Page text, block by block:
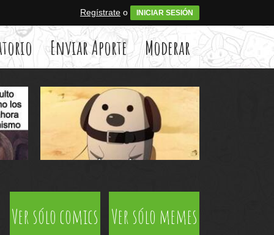
Regístrate o INICIAR SESIÓN
Enviar Aporte Moderar
Ver sólo comics Ver sólo memes